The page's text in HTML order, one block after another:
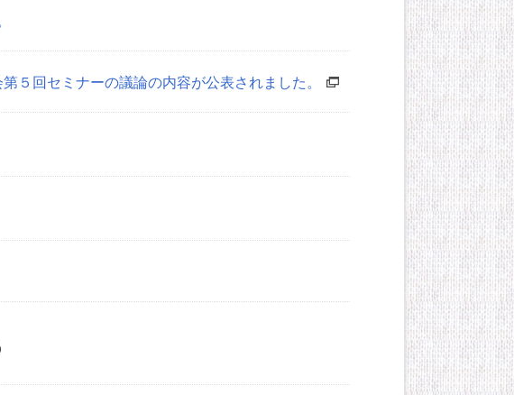
回セミナーの議論の内容が公表されました。